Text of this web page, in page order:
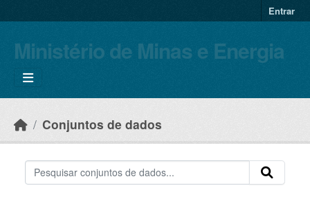
Entrar
Ministério de Minas e Energia
Conjuntos de dados